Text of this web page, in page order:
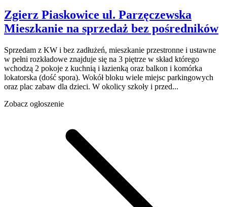
Zgierz Piaskowice ul. Parzęczewska
Mieszkanie na sprzedaż bez pośredników
Sprzedam z KW i bez zadłużeń, mieszkanie przestronne i ustawne
w pełni rozkładowe znajduje się na 3 piętrze w skład którego
wchodzą 2 pokoje z kuchnią i łazienką oraz balkon i komórka
lokatorska (dość spora). Wokół bloku wiele miejsc parkingowych
oraz plac zabaw dla dzieci. W okolicy szkoły i przed...
Zobacz ogłoszenie